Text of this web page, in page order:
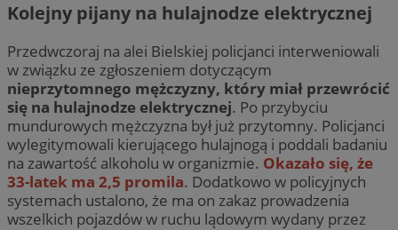
Kolejny pijany na hulajnodze elektrycznej
Przedwczoraj na alei Bielskiej policjanci interweniowali
w związku ze zgłoszeniem dotyczącym
nieprzytomnego mężczyzny, który miał przewrócić
się na hulajnodze elektrycznej. Po przybyciu
mundurowych mężczyzna był już przytomny. Policjanci
wylegitymowali kierującego hulajnogą i poddali badaniu
na zawartość alkoholu w organizmie. Okazało się, że
33-latek ma 2,5 promila. Dodatkowo w policyjnych
systemach ustalono, że ma on zakaz prowadzenia
wszelkich pojazdów w ruchu lądowym wydany przez